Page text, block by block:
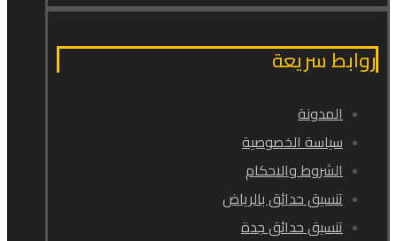
روابط سريعة
المدونة
سياسة الخصوصية
الشروط والاحكام
تنسيق حدائق بالرياض
تنسيق حدائق جدة